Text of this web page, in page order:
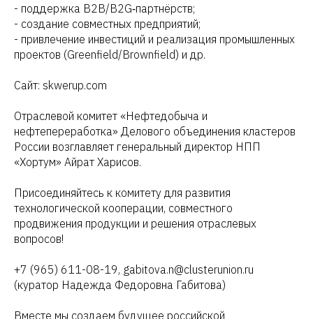
- поддержка B2B/B2G‑партнёрств;
- создание совместных предприятий;
- привлечение инвестиций и реализация промышленных
проектов (Greenfield/Brownfield) и др.
Сайт: skwerup.com
Отраслевой комитет «Нефтедобыча и
нефтепереработка» Делового объединения кластеров
России возглавляет генеральный директор НПП
«Хортум» Айрат Харисов.
Присоединяйтесь к комитету для развития
технологической кооперации, совместного
продвижения продукции и решения отраслевых
вопросов!
+7 (965) 611-08-19, gabitova.n@clusterunion.ru
(куратор Надежда Федоровна Габитова)
Вместе мы создаем будущее российской